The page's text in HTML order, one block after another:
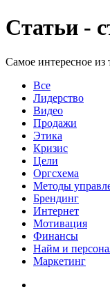
Статьи -
Самое интересное
Все
Лидерство
Видео
Продажи
Этика
Кризис
Цели
Оргсхема
Методы
Брендинг
Интернет
Мотивация
Финансы
Найм и
Маркетинг